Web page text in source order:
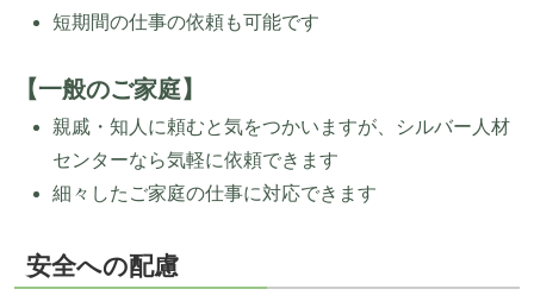
短期間の仕事の依頼も可能です
【一般のご家庭】
親戚・知人に頼むと気をつかいますが、シルバー人材
センターなら気軽に依頼できます
細々したご家庭の仕事に対応できます
安全への配慮